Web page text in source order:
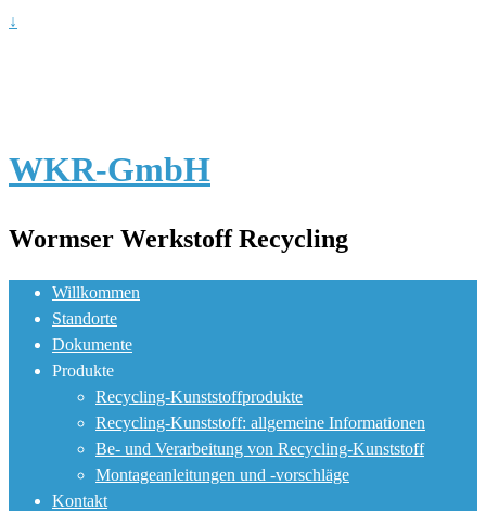
↓
WKR-GmbH
Wormser Werkstoff Recycling
Willkommen
Standorte
Dokumente
Produkte
Recycling-Kunststoffprodukte
Recycling-Kunststoff: allgemeine Informationen
Be- und Verarbeitung von Recycling-Kunststoff
Montageanleitungen und -vorschläge
Kontakt